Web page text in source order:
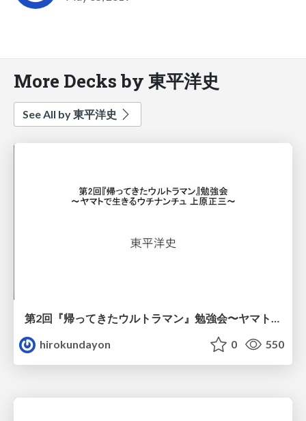
More Decks by 東平洋史
See All by 東平洋史
第2回『帰ってきたウルトラマン』勉強会〜ヤマトで生きるウチナンチュ上原正三〜
hirokundayon
0 550